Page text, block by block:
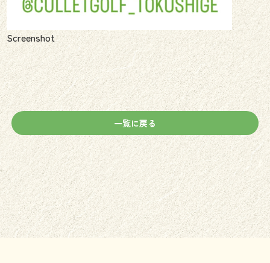
Screenshot
一覧に戻る